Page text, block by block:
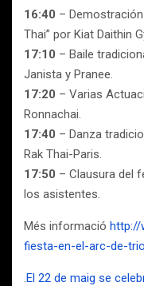
16:40 –
Thai” por Kiat Daithin
17:10 – Baile
Janista y Pranee.
17:20 – Varias
Ronnachai.
17:40 – Danza
Rak Thai-Paris.
17:50 – Clausura del
los asistentes.
Més informació http://
fiesta-en-el-arc-de-
.El 22 de maig se